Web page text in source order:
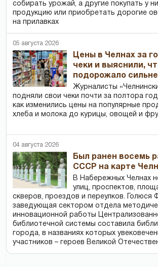
собирать урожай, а другие покупать у
продукцию или приобретать дорогие
на прилавках
05 августа 2026
Цены в Челнах за
чеки и выяснили,
подорожало
Журналисты
подняли свои чеки почти за полтора
как изменились цены на популярные
хлеба и молока до курицы, овощей и
04 августа 2026
Был ранен восемь
СССР на карте
В Набережных Челнах
улиц, проспектов,
скверов, проездов и переулков. Голюся
заведующая сектором отдела
инновационной работы
библиотечной системы составила
города, в названиях которых
участников – героев Великой